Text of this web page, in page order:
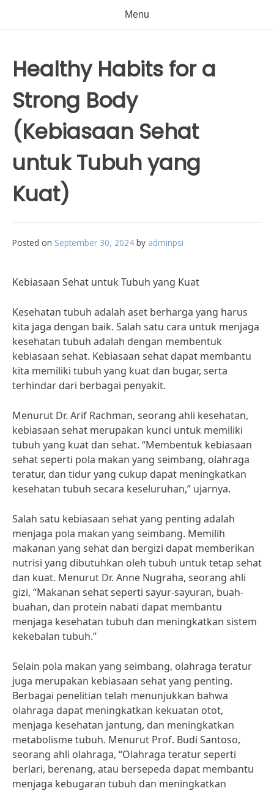
Menu
Healthy Habits for a
Strong Body
(Kebiasaan Sehat
untuk Tubuh yang
Kuat)
Posted on September 30, 2024 by adminpsi
Kebiasaan Sehat untuk Tubuh yang Kuat
Kesehatan tubuh adalah aset berharga yang harus
kita jaga dengan baik. Salah satu cara untuk menjaga
kesehatan tubuh adalah dengan membentuk
kebiasaan sehat. Kebiasaan sehat dapat membantu
kita memiliki tubuh yang kuat dan bugar, serta
terhindar dari berbagai penyakit.
Menurut Dr. Arif Rachman, seorang ahli kesehatan,
kebiasaan sehat merupakan kunci untuk memiliki
tubuh yang kuat dan sehat. “Membentuk kebiasaan
sehat seperti pola makan yang seimbang, olahraga
teratur, dan tidur yang cukup dapat meningkatkan
kesehatan tubuh secara keseluruhan,” ujarnya.
Salah satu kebiasaan sehat yang penting adalah
menjaga pola makan yang seimbang. Memilih
makanan yang sehat dan bergizi dapat memberikan
nutrisi yang dibutuhkan oleh tubuh untuk tetap sehat
dan kuat. Menurut Dr. Anne Nugraha, seorang ahli
gizi, “Makanan sehat seperti sayur-sayuran, buah-
buahan, dan protein nabati dapat membantu
menjaga kesehatan tubuh dan meningkatkan sistem
kekebalan tubuh.”
Selain pola makan yang seimbang, olahraga teratur
juga merupakan kebiasaan sehat yang penting.
Berbagai penelitian telah menunjukkan bahwa
olahraga dapat meningkatkan kekuatan otot,
menjaga kesehatan jantung, dan meningkatkan
metabolisme tubuh. Menurut Prof. Budi Santoso,
seorang ahli olahraga, “Olahraga teratur seperti
berlari, berenang, atau bersepeda dapat membantu
menjaga kebugaran tubuh dan meningkatkan